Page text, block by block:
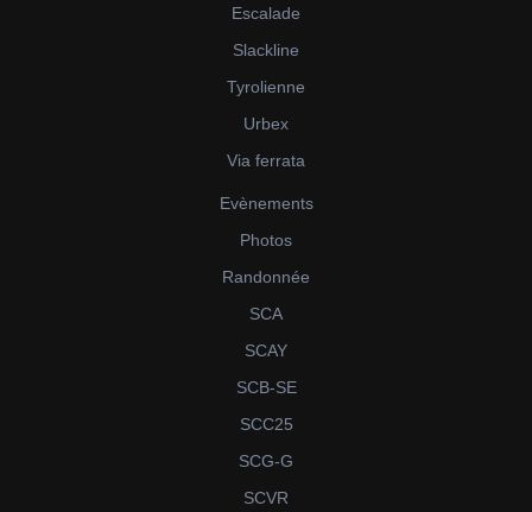
Escalade
Slackline
Tyrolienne
Urbex
Via ferrata
Evènements
Photos
Randonnée
SCA
SCAY
SCB-SE
SCC25
SCG-G
SCVR